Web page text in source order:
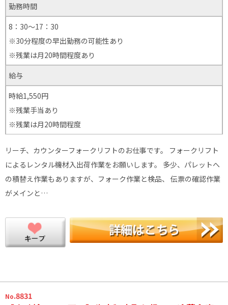
勤務時間
8：30～17：30
※30分程度の早出勤務の可能性あり
※残業は月20時間程度あり
給与
時給1,550円
※残業手当あり
※残業は月20時間程度
リーチ、カウンターフォークリフトのお仕事です。 フォークリフト
によるレンタル機材入出荷作業をお願いします。 多少、パレットへ
の積替え作業もありますが、フォーク作業と検品、 伝票の確認作業
がメインと…
No.8831